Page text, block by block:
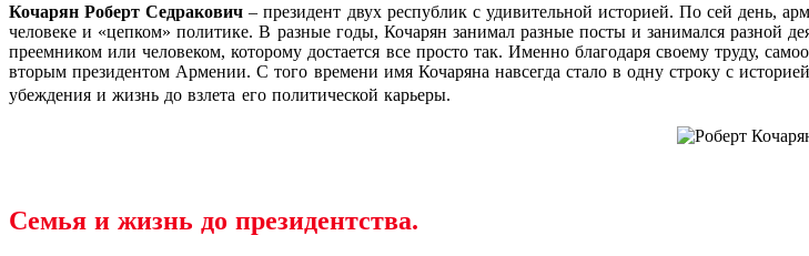
Кочарян Роберт Седракович – президент двух республик с удивительной историей. По сей день,
человеке и «цепком» политике. В разные годы, Кочарян занимал разные посты и занимался разной
преемником или человеком, которому достается все просто так. Именно благодаря своему труду,
вторым президентом Армении. С того времени имя Кочаряна навсегда стало в одну строку с
убеждения и жизнь до взлета его политической карьеры.
Семья и жизнь до президентства.